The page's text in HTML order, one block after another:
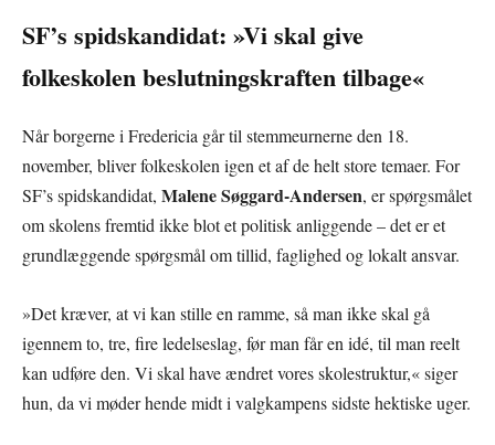
SF’s spidskandidat: »Vi skal give
folkeskolen beslutningskraften tilbage«
Når borgerne i Fredericia går til stemmeurnerne den 18.
november, bliver folkeskolen igen et af de helt store temaer. For
SF’s spidskandidat, Malene Søggard-Andersen, er spørgsmålet
om skolens fremtid ikke blot et politisk anliggende – det er et
grundlæggende spørgsmål om tillid, faglighed og lokalt ansvar.
»Det kræver, at vi kan stille en ramme, så man ikke skal gå
igennem to, tre, fire ledelseslag, før man får en idé, til man reelt
kan udføre den. Vi skal have ændret vores skolestruktur,« siger
hun, da vi møder hende midt i valgkampens sidste hektiske uger.